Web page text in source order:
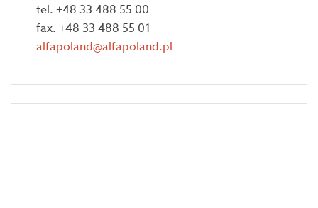
tel. +48 33 488 55 00
fax. +48 33 488 55 01
alfapoland@alfapoland.pl